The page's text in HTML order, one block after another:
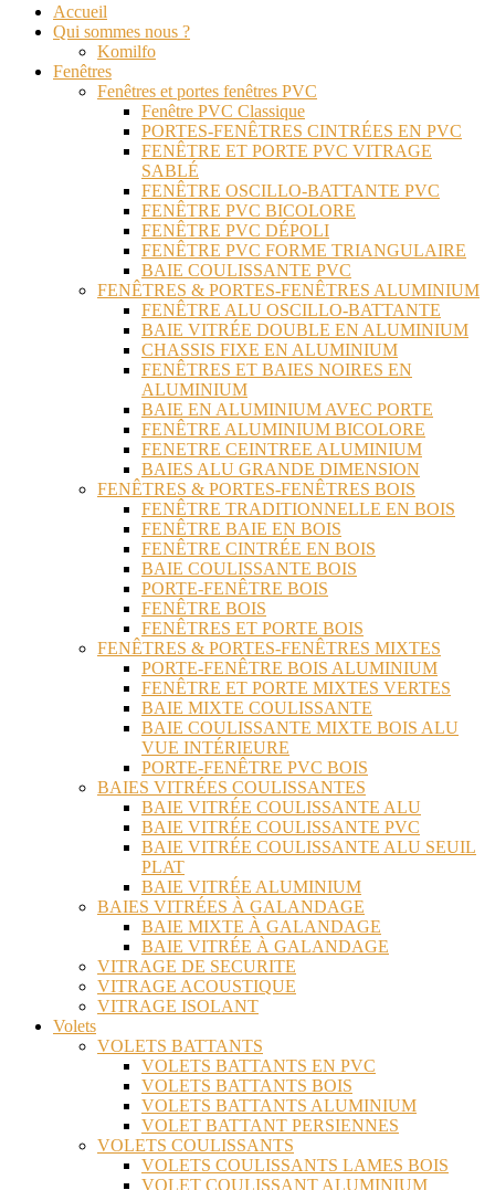
Accueil
Qui sommes nous ?
Komilfo
Fenêtres
Fenêtres et portes fenêtres PVC
Fenêtre PVC Classique
PORTES-FENÊTRES CINTRÉES EN PVC
FENÊTRE ET PORTE PVC VITRAGE
SABLÉ
FENÊTRE OSCILLO-BATTANTE PVC
FENÊTRE PVC BICOLORE
FENÊTRE PVC DÉPOLI
FENÊTRE PVC FORME TRIANGULAIRE
BAIE COULISSANTE PVC
FENÊTRES & PORTES-FENÊTRES ALUMINIUM
FENÊTRE ALU OSCILLO-BATTANTE
BAIE VITRÉE DOUBLE EN ALUMINIUM
CHASSIS FIXE EN ALUMINIUM
FENÊTRES ET BAIES NOIRES EN
ALUMINIUM
BAIE EN ALUMINIUM AVEC PORTE
FENÊTRE ALUMINIUM BICOLORE
FENETRE CEINTREE ALUMINIUM
BAIES ALU GRANDE DIMENSION
FENÊTRES & PORTES-FENÊTRES BOIS
FENÊTRE TRADITIONNELLE EN BOIS
FENÊTRE BAIE EN BOIS
FENÊTRE CINTRÉE EN BOIS
BAIE COULISSANTE BOIS
PORTE-FENÊTRE BOIS
FENÊTRE BOIS
FENÊTRES ET PORTE BOIS
FENÊTRES & PORTES-FENÊTRES MIXTES
PORTE-FENÊTRE BOIS ALUMINIUM
FENÊTRE ET PORTE MIXTES VERTES
BAIE MIXTE COULISSANTE
BAIE COULISSANTE MIXTE BOIS ALU
VUE INTÉRIEURE
PORTE-FENÊTRE PVC BOIS
BAIES VITRÉES COULISSANTES
BAIE VITRÉE COULISSANTE ALU
BAIE VITRÉE COULISSANTE PVC
BAIE VITRÉE COULISSANTE ALU SEUIL
PLAT
BAIE VITRÉE ALUMINIUM
BAIES VITRÉES À GALANDAGE
BAIE MIXTE À GALANDAGE
BAIE VITRÉE À GALANDAGE
VITRAGE DE SECURITE
VITRAGE ACOUSTIQUE
VITRAGE ISOLANT
Volets
VOLETS BATTANTS
VOLETS BATTANTS EN PVC
VOLETS BATTANTS BOIS
VOLETS BATTANTS ALUMINIUM
VOLET BATTANT PERSIENNES
VOLETS COULISSANTS
VOLETS COULISSANTS LAMES BOIS
VOLET COULISSANT ALUMINIUM